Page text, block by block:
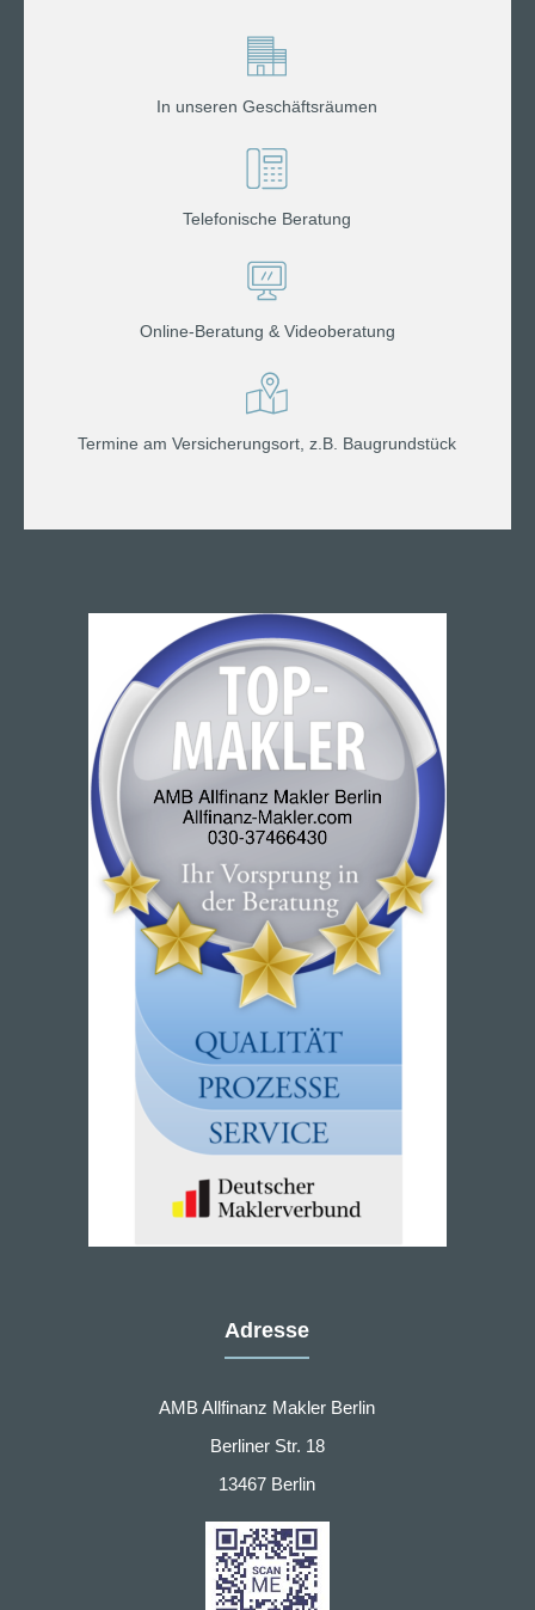
In unseren Geschäftsräumen
Telefonische Beratung
Online-Beratung & Videoberatung
Termine am Versicherungsort, z.B. Baugrundstück
Adresse
AMB Allfinanz Makler Berlin
Berliner Str. 18
13467 Berlin